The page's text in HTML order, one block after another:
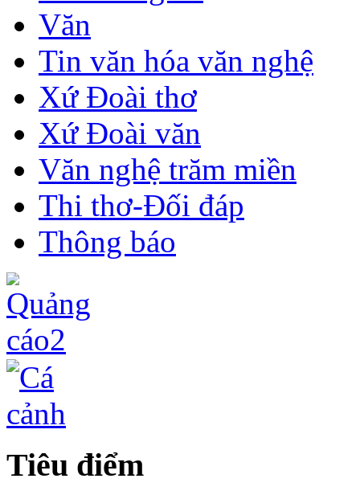
Văn
Tin văn hóa văn nghệ
Xứ Đoài thơ
Xứ Đoài văn
Văn nghệ trăm miền
Thi thơ-Đối đáp
Thông báo
Tiêu điểm